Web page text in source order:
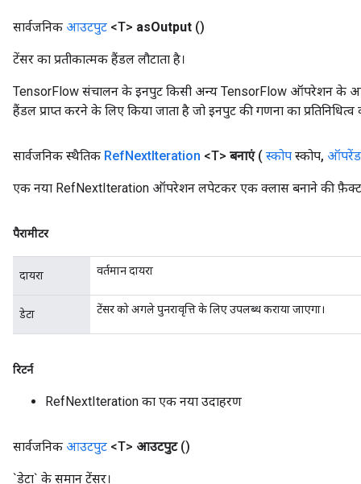
सार्वजनिक आउटपुट <T> asOutput ()
टेंसर का प्रतीकात्मक हैंडल लौटाता है।
TensorFlow संचालन के इनपुट किसी अन्य TensorFlow ऑपरेशन के
हैंडल प्राप्त करने के लिए किया जाता है जो इनपुट की गणना का प्रतिनिधित्व
सार्वजनिक स्थैतिक RefNextIteration <T> बनाएं ( स्कोप स्कोप, ऑपरेंड
एक नया RefNextIteration ऑपरेशन लपेटकर एक क्लास बनाने की
पैरामीटर
दायरा वर्तमान दायरा
डेटा टेंसर को अगले पुनरावृत्ति के लिए उपलब्ध कराया जाएगा।
रिटर्न
RefNextIteration का एक नया उदाहरण
सार्वजनिक आउटपुट <T> आउटपुट ()
`डेटा` के समान टेंसर।